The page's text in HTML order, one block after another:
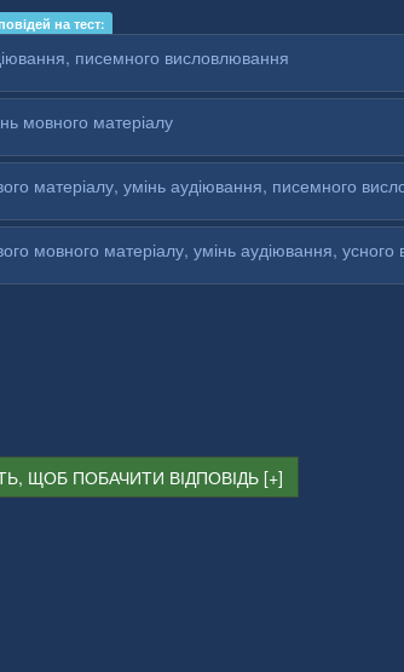
на тест:
писемного висловлювання
мовного матеріалу
матеріалу, умінь аудіювання, писемного
мовного матеріалу, умінь аудіювання,
ЩОБ ПОБАЧИТИ ВІДПОВІДЬ